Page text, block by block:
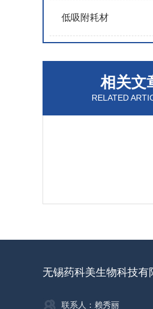
低吸附耗材
相关文
RELATED
无锡药科美生物科技有
联系人：赖秀丽